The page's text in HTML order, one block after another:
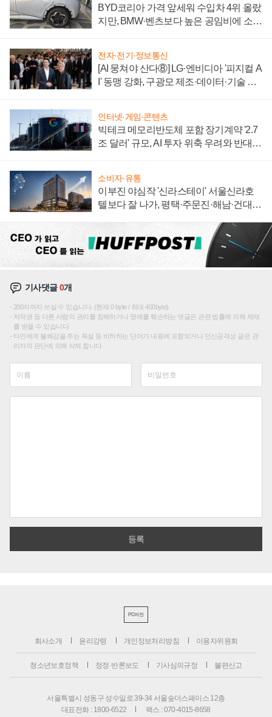
BYD코리아 가격 앞세워 수입차 4위 올랐
지만, BMW·벤츠보다 높은 공임비에 소비
전자·전기·정보통신
[AI 뭉쳐야 산다⑧] LG·엔비디아 '피지컬 A
I' 동맹 강화, 구광모 제조·데이터·기술 결
인터넷·게임·콘텐츠
빅테크 메모리반도체 포함 장기계약 '2.7
조 달러' 규모, AI 투자 위축 우려와 반대
소비자·유통
이부진 야심작 '신라스테이' 서울신라호
텔보다 잘 나가, 평택·주문진·해남·건대로
기사댓글0개
200자까지 쓰실 수 있습니다. (현재 0 byte / 최대 400byte)
저작권 등 다른 사람의 권리를 침해하거나 명예를 훼손하는 댓글은 관련 법률에 의해 제재
를 받을 수 있습니다.
타인에게 불쾌감을 주는 욕설 등 비하하는 단어가 내용에 포함되거나 인신공격성 글은 관
리자의 판단에 의해 삭제 합니다.
PC버전
회사소개 윤리강령 개인정보처리방침 이용자위원회
청소년보호정책 정정·반론보도 기사심의규정 불편신고
서울특별시 성동구 성수일로 39-34 서울숲더스페이스 12층
대표전화 : 1800-6522
팩스 : 070-4015-8658